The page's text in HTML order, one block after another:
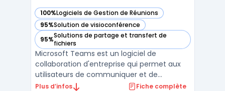
100%Logiciels de Gestion de Réunions
— voir Microsoft Teams dans cette catégorie
95%Solution de visioconférence
— voir Microsoft Teams dans cette catégorie
95%Solutions de partage et transfert de
fichiers
— voir Microsoft Teams dans cette catégorie
Microsoft Teams est un logiciel de
collaboration d'entreprise qui permet aux
utilisateurs de communiquer et de
collaborer efficacement avec des équipes
Plus d’infos Fiche complète